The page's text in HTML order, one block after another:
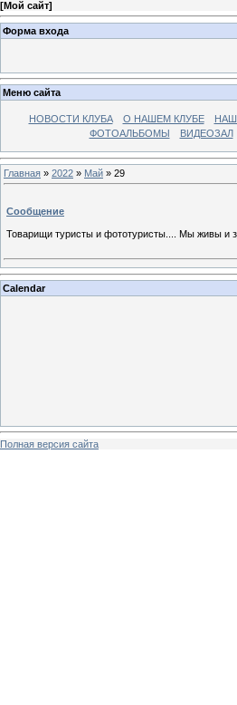
[Мой сайт]
Форма входа
Меню сайта
НОВОСТИ КЛУБА О НАШЕМ КЛУБЕ
ФОТОАЛЬБОМЫ
ВИДЕОЗАЛ
Главная » 2022 » Май » 29
Сообщение
Товарищи туристы и фототуристы.... Мы живы и
Calendar
Полная версия сайта